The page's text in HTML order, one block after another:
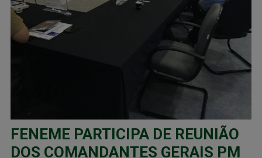
FENEME PARTICIPA DE REUNIÃO
DOS COMANDANTES GERAIS PM